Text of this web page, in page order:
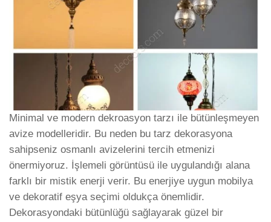
Minimal ve modern dekroasyon tarzı ile bütünleşmeyen
avize modelleridir. Bu neden bu tarz dekorasyona
sahipseniz osmanlı avizelerini tercih etmenizi
önermiyoruz. İşlemeli görüntüsü ile uygulandığı alana
farklı bir mistik enerji verir. Bu enerjiye uygun mobilya
ve dekoratif eşya seçimi oldukça önemlidir.
Dekorasyondaki bütünlüğü sağlayarak güzel bir